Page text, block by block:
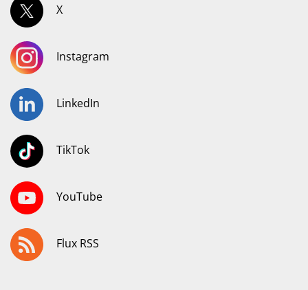
X
Instagram
LinkedIn
TikTok
YouTube
Flux RSS